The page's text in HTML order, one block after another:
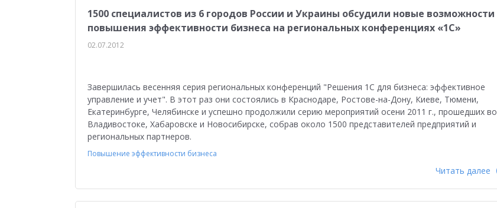
1500 специалистов из 6 городов России и Украины обсудили новые возможности
повышения эффективности бизнеса на региональных конференциях «1С»
02.07.2012
Завершилась весенняя серия региональных конференций "Решения 1С для бизнеса: эффективное
управление и учет". В этот раз они состоялись в Краснодаре, Ростове-на-Дону, Киеве, Тюмени,
Екатеринбурге, Челябинске и успешно продолжили серию мероприятий осени 2011 г., прошедших во
Владивостоке, Хабаровске и Новосибирске, собрав около 1500 представителей предприятий и
региональных партнеров.
Повышение эффективности бизнеса
Читать далее